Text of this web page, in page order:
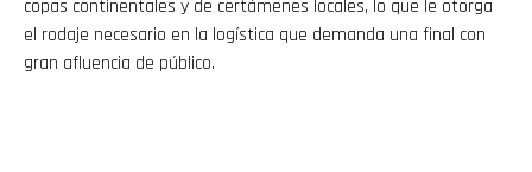
copas continentales y de certámenes locales, lo que le otorga
el rodaje necesario en la logística que demanda una final con
gran afluencia de público.